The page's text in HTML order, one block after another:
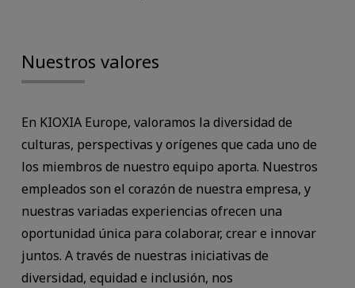
Nuestros valores
En KIOXIA Europe, valoramos la diversidad de
culturas, perspectivas y orígenes que cada uno de
los miembros de nuestro equipo aporta. Nuestros
empleados son el corazón de nuestra empresa, y
nuestras variadas experiencias ofrecen una
oportunidad única para colaborar, crear e innovar
juntos. A través de nuestras iniciativas de
diversidad, equidad e inclusión, nos